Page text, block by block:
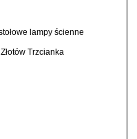
lampy ścienne
Trzcianka